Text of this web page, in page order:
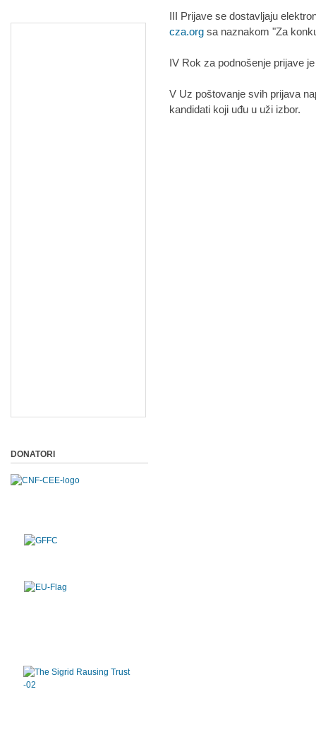
III Prijave se dostavljaju
cza.org sa naznakom "Za
IV Rok za podnošenje prijave
V Uz poštovanje svih prijava
kandidati koji uđu u uži izbor.
DONATORI